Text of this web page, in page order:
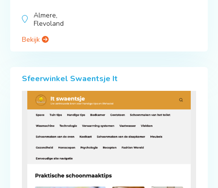
Almere,
Flevoland
Bekijk
Sfeerwinkel Swaentsje It